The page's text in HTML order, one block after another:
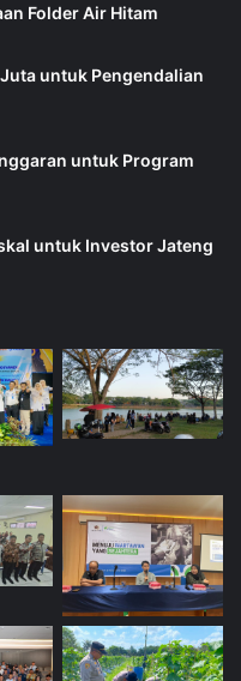
Folder Air Hitam
untuk Pengendalian
untuk Program
untuk Investor Jateng